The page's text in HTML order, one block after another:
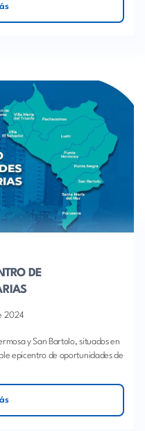
DE
2024
y San Bartolo, situados en
epicentro de oportunidades de